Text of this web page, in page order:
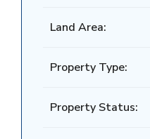
Land Area:
Property Type:
Property Status: